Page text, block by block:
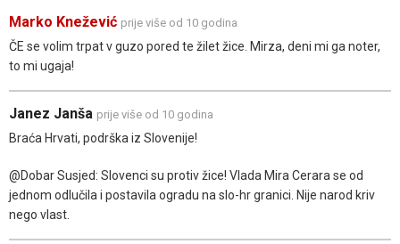
Marko Knežević prije više od 10 godina
ČE se volim trpat v guzo pored te žilet žice. Mirza, deni mi ga noter,
to mi ugaja!
Janez Janša prije više od 10 godina
Braća Hrvati, podrška iz Slovenije!
@Dobar Susjed: Slovenci su protiv žice! Vlada Mira Cerara se od
jednom odlučila i postavila ogradu na slo-hr granici. Nije narod kriv
nego vlast.